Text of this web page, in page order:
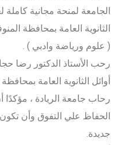
الثانوية العامة بمحافظة
( علوم ورياضة وادبي ) .
رحب الأستاذ الدكتور رضا
أوائل الثانوية العامة
رحاب جامعة الريادة ، مؤكدًا
الحفاظ علي التفوق وأن تكون
جديدة.